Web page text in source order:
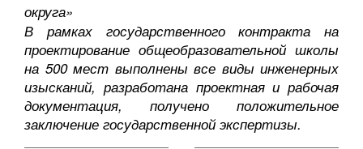
округа»
В рамках государственного контракта на
проектирование общеобразовательной школы
на 500 мест выполнены все виды инженерных
изысканий, разработана проектная и рабочая
документация, получено положительное
заключение государственной экспертизы.